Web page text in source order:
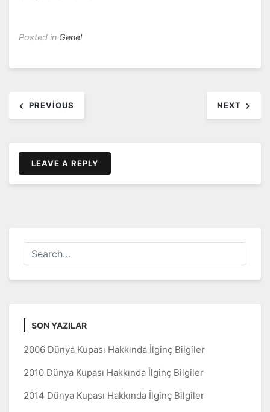
Posted in Genel
dolaşımı
PREVIOUS NEXT
LEAVE A REPLY
SON YAZILAR
2006 Dünya Kupası Hakkında İlginç Bilgiler
2010 Dünya Kupası Hakkında İlginç Bilgiler
2014 Dünya Kupası Hakkında İlginç Bilgiler